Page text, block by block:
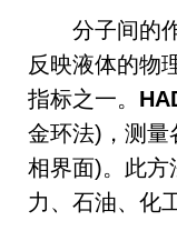
分子间的作
反映液体的物
指标之一。
金环法)，测量
相界面)。此方
力、石油、化